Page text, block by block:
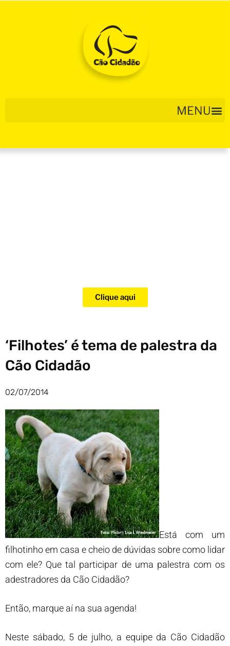
Clique aqui
‘Filhotes’ é tema de palestra da
Cão Cidadão
02/07/2014
Está com um
filhotinho em casa e cheio de dúvidas sobre como lidar
com ele? Que tal participar de uma palestra com os
adestradores da Cão Cidadão?
Então, marque aí na sua agenda!
Neste sábado, 5 de julho, a equipe da Cão Cidadão